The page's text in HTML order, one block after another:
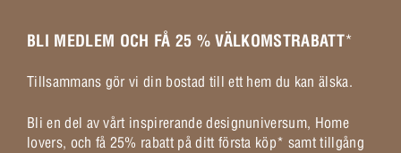
BLI MEDLEM OCH FÅ 25 % VÄLKOMSTRABATT*
Tillsammans gör vi din bostad till ett hem du kan älska.
Bli en del av vårt inspirerande designuniversum, Home
lovers, och få 25% rabatt på ditt första köp* samt tillgång